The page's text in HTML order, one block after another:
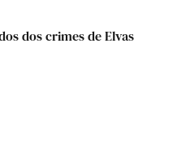
dos crimes de Elvas